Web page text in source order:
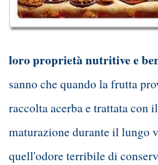
loro proprietà nutritive e
sanno che quando la frutta
raccolta acerba e trattata con il
maturazione durante il lungo
quell'odore terribile di